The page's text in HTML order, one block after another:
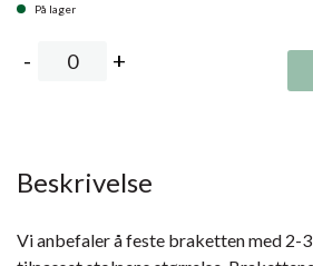
På lager
Beskrivelse
Vi anbefaler å feste braketten med 2-